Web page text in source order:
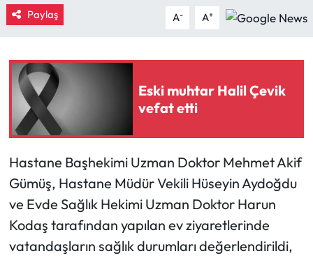
Paylaş A- A+
Eski muhtar Halil Çevik
vefat etti
Hastane Başhekimi Uzman Doktor Mehmet Akif
Gümüş, Hastane Müdür Vekili Hüseyin Aydoğdu
ve Evde Sağlık Hekimi Uzman Doktor Harun
Kodaş tarafından yapılan ev ziyaretlerinde
vatandaşların sağlık durumları değerlendirildi,
Kimdir?
Kültür Sanat
Laçin Haberleri
Magazin
Mecitözü Haberleri
Oğuzlar Haberleri
Ortaköy Haberleri